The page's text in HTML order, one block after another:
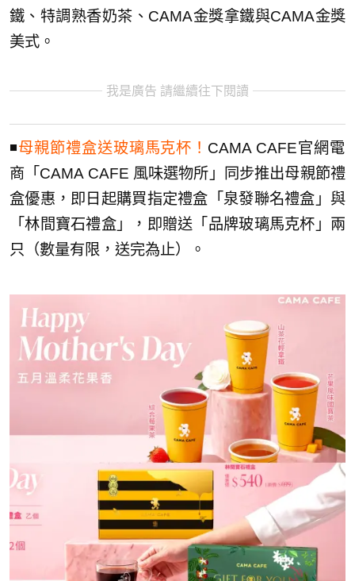
鐵、特調熟香奶茶、CAMA金獎拿鐵與CAMA金獎
美式。
我是廣告 請繼續往下閱讀
◾️母親節禮盒送玻璃馬克杯！ CAMA CAFE官網電
商「CAMA CAFE 風味選物所」同步推出母親節禮
盒優惠，即日起購買指定禮盒「泉發聯名禮盒」與
「林間寶石禮盒」，即贈送「品牌玻璃馬克杯」兩
只（數量有限，送完為止）。